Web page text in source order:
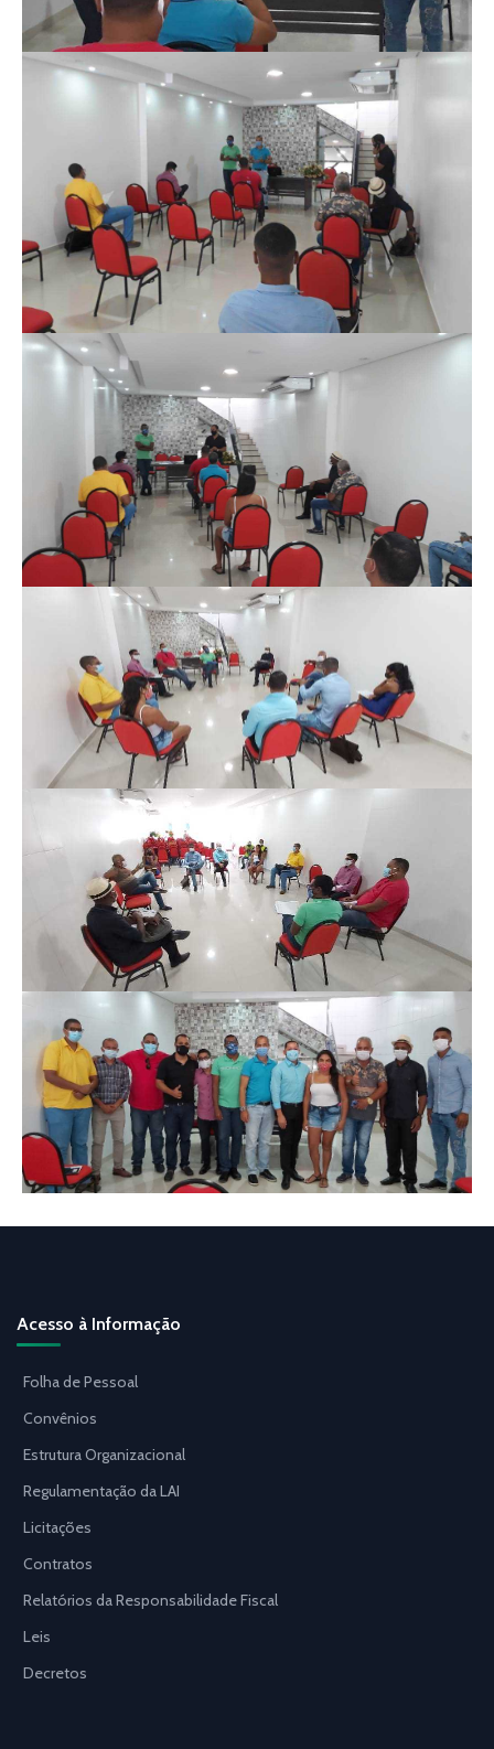
Acesso à Informação
Folha de Pessoal
Convênios
Estrutura Organizacional
Regulamentação da LAI
Licitações
Contratos
Relatórios da Responsabilidade Fiscal
Leis
Decretos